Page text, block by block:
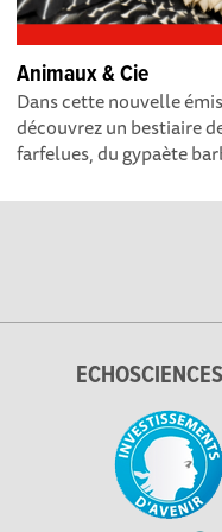
Animaux & Cie
Dans cette nouvelle
découvrez un bestiaire
farfelues, du gypaète